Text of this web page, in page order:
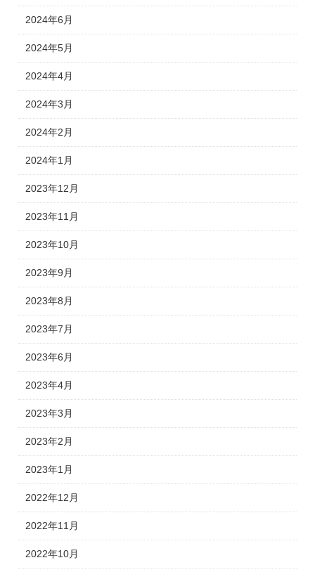
2024年6月
2024年5月
2024年4月
2024年3月
2024年2月
2024年1月
2023年12月
2023年11月
2023年10月
2023年9月
2023年8月
2023年7月
2023年6月
2023年4月
2023年3月
2023年2月
2023年1月
2022年12月
2022年11月
2022年10月